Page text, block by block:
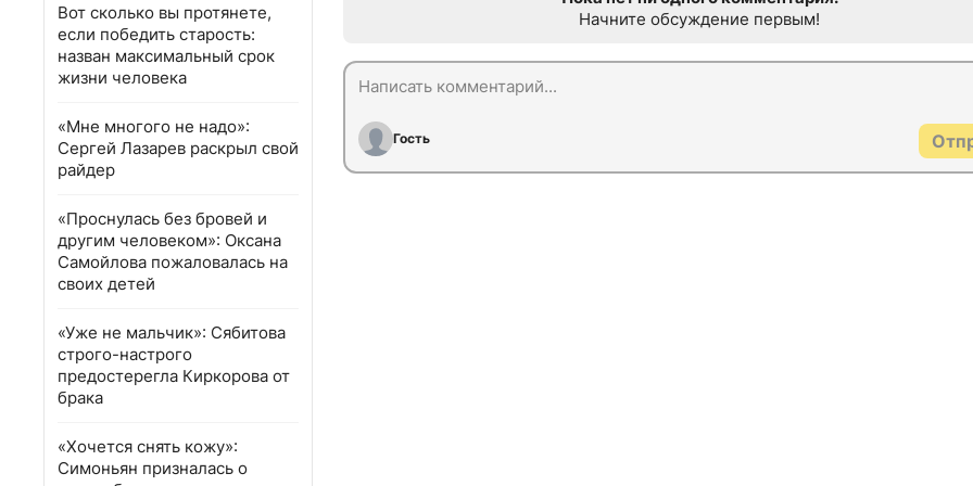
Вот сколько вы протянете,
если победить старость:
назван максимальный срок
жизни человека
«Мне многого не надо»:
Сергей Лазарев раскрыл свой
райдер
«Проснулась без бровей и
другим человеком»: Оксана
Самойлова пожаловалась на
своих детей
«Уже не мальчик»: Сябитова
строго-настрого
предостерегла Киркорова от
брака
«Хочется снять кожу»:
Симоньян призналась о
Начните обсуждение первым!
Гость